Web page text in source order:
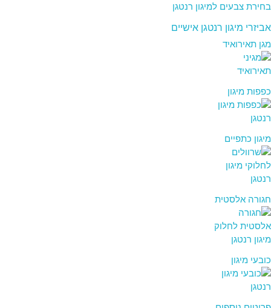
בחירת צבעים למיגון רנטגן
אביזרי מיגון רנטגן אישיים
מגן תאירואיד
כפפות מיגון
מיגון כתפיים
חגורה אלסטית
כובעי מיגון